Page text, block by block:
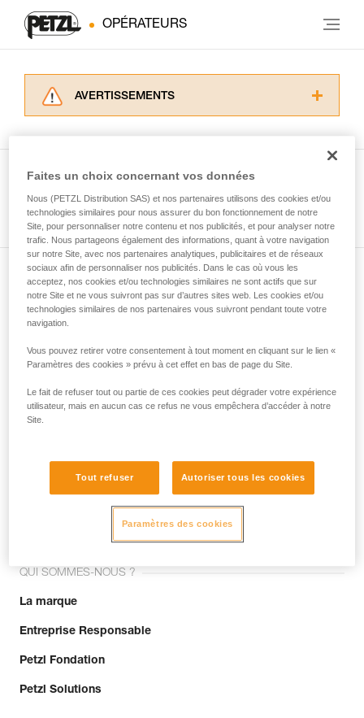
OPÉRATEURS
AVERTISSEMENTS
informations de la notice technique pour
d’informations.
Maîtriser ces techniques nécessite une
formation et un entraînement spécifique. Validez
avec un professionnel votre capacité à refaire
la manipulation, seul, en toute sécurité, avant
de la reproduire en autonomie.
Nous donnons des exemples de techniques
Voir tous les conseils
Abonnez-vous à la newsletter
et restez connecté à notre actualité
Email *
Rejoignez la communauté !
QUI SOMMES-NOUS ?
La marque
Entreprise Responsable
Petzl Fondation
Petzl Solutions
Faites un choix concernant vos données
Nous (PETZL Distribution SAS) et nos partenaires utilisons des cookies et/ou
technologies similaires pour nous assurer du bon fonctionnement de notre
Site, pour personnaliser notre contenu et nos publicités, et pour analyser notre
trafic. Nous partageons également des informations, quant à votre navigation
sur notre Site, avec nos partenaires analytiques, publicitaires et de réseaux
sociaux afin de personnaliser nos publicités. Dans le cas où vous les
acceptez, nos cookies et/ou technologies similaires ne sont actifs que sur
notre Site et ne vous suivront pas sur d’autres sites web. Les cookies et/ou
technologies similaires de nos partenaires vous suivront pendant toute votre
navigation.
Vous pouvez retirer votre consentement à tout moment en cliquant sur le lien «
Paramètres des cookies » prévu à cet effet en bas de page du Site.
Le fait de refuser tout ou partie de ces cookies peut dégrader votre expérience
utilisateur, mais en aucun cas ce refus ne vous empêchera d’accéder à notre
Site.
Tout refuser Autoriser tous les cookies
Paramètres des cookies